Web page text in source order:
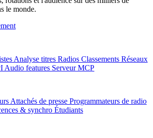
le monde.
Analyse titres Radios Classements Réseaux
Audio features Serveur MCP
Attachés de presse Programmateurs de radio
& synchro Étudiants